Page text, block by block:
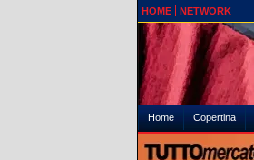
HOME NETWORK
Home Copertina